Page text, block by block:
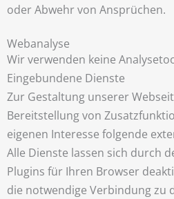
oder Abwehr von Ansprüchen.
Webanalyse
Wir verwenden keine
Eingebundene Dienste
Zur Gestaltung unserer
Bereitstellung von
eigenen Interesse folgende
Alle Dienste lassen sich durch
Plugins für Ihren Browser
die notwendige Verbindung zu